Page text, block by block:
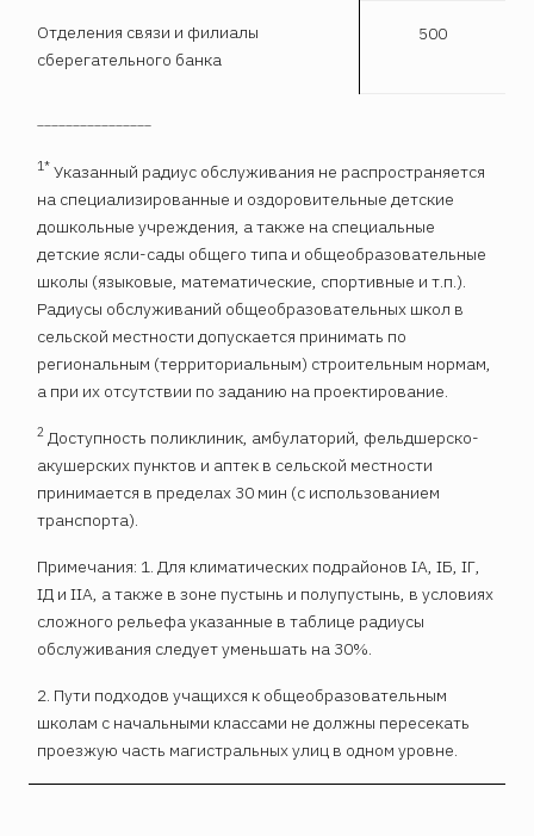
Отделения связи и филиалы
сберегательного банка
500
1* Указанный радиус обслуживания не распространяется
на специализированные и оздоровительные детские
дошкольные учреждения, а также на специальные
детские ясли-сады общего типа и общеобразовательные
школы (языковые, математические, спортивные и т.п.).
Радиусы обслуживаний общеобразовательных школ в
сельской местности допускается принимать по
региональным (территориальным) строительным нормам,
а при их отсутствии по заданию на проектирование.
2 Доступность поликлиник, амбулаторий, фельдшерско-
акушерских пунктов и аптек в сельской местности
принимается в пределах 30 мин (с использованием
транспорта).
Примечания: 1. Для климатических подрайонов IА, IБ, IГ,
IД и IIА, а также в зоне пустынь и полупустынь, в условиях
сложного рельефа указанные в таблице радиусы
обслуживания следует уменьшать на 30%.
2. Пути подходов учащихся к общеобразовательным
школам с начальными классами не должны пересекать
проезжую часть магистральных улиц в одном уровне.